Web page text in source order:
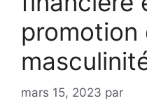
promotion
mars 15, 2023 par